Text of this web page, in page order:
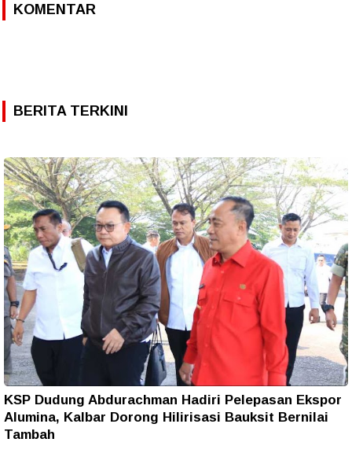
KOMENTAR
BERITA TERKINI
KSP Dudung Abdurachman Hadiri Pelepasan Ekspor
Alumina, Kalbar Dorong Hilirisasi Bauksit Bernilai
Tambah